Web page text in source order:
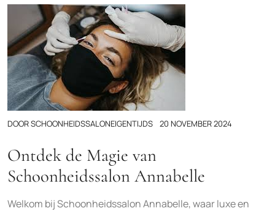
DOORSCHOONHEIDSSALONEIGENTIJDS 20 NOVEMBER 2024
Ontdek de Magie van
Schoonheidssalon Annabelle
Welkom bij Schoonheidssalon Annabelle, waar luxe en